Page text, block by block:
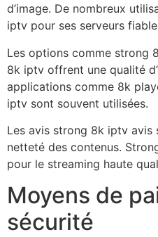
d’image. De nombreux
iptv pour ses serveurs
Les options comme strong
8k iptv offrent une qualité
applications comme 8k
iptv sont souvent utilisées.
Les avis strong 8k iptv
netteté des contenus.
pour le streaming haute
Moyens de
sécurité